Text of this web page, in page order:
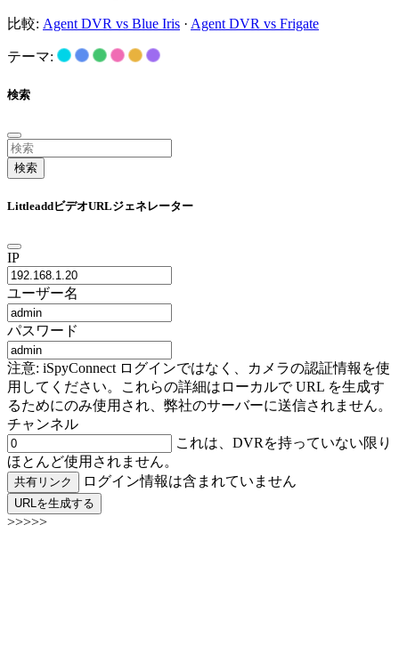
比較: Agent DVR vs Blue Iris · Agent DVR vs Frigate
テーマ:
検索
検索
LittleaddビデオURLジェネレーター
IP
ユーザー名
パスワード
注意: iSpyConnect ログインではなく、カメラの認証情報を使
用してください。これらの詳細はローカルで URL を生成す
るためにのみ使用され、弊社のサーバーに送信されません。
チャンネル
これは、DVRを持っていない限り
ほとんど使用されません。
共有リンク ログイン情報は含まれていません
URLを生成する
>>>>>